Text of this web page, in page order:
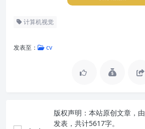
计算机视觉
发表至： cv
版权声明： 本站原创文章，由
发表，共计5617字。